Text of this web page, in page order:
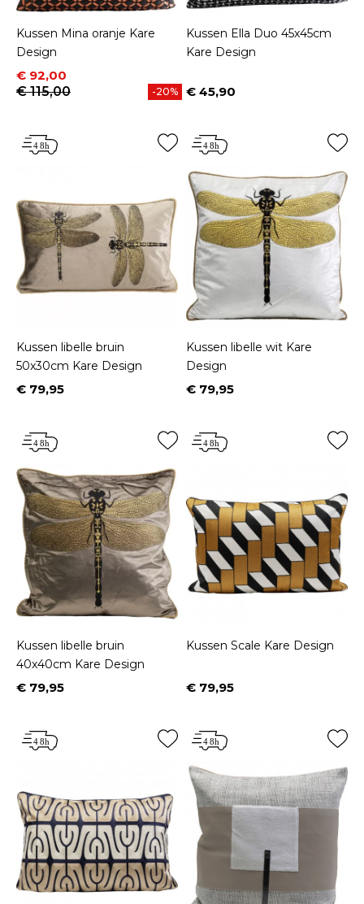
Kussen Mina oranje Kare
Design
Prijs
€ 92,00
Normale prijs
€ 115,00
-20%
Kussen Ella Duo 45x45cm
Kare Design
Prijs
€ 45,90
Kussen libelle bruin
50x30cm Kare Design
Prijs
€ 79,95
Kussen libelle wit Kare
Design
Prijs
€ 79,95
Kussen libelle bruin
40x40cm Kare Design
Prijs
€ 79,95
Kussen Scale Kare Design
Prijs
€ 79,95